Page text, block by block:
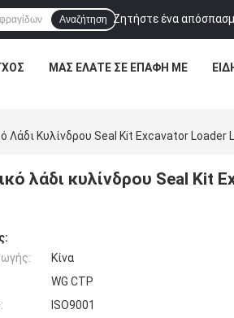
Ζητήστε ένα
Αναζήτηση
ΜΑΣ ΕΛΆΤΕ ΣΕ ΕΠΑΦΉ ΜΕ
Λάδι Κυλίνδρου Seal Kit Excavator Loader
λάδι κυλίνδρου Seal Kit
Κίνα
WG CTP
ISO9001